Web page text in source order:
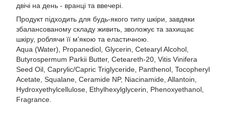
двічі на день - вранці та ввечері.
Продукт підходить для будь-якого типу шкіри, завдяки
збалансованому складу живить, зволожує та захищає
шкіру, роблячи її м'якою та еластичною.
Aqua (Water), Propanediol, Glycerin, Cetearyl Alcohol,
Butyrospermum Parkii Butter, Ceteareth-20, Vitis Vinifera
Seed Oil, Caprylic/Capric Triglyceride, Panthenol, Tocopheryl
Acetate, Squalane, Ceramide NP, Niacinamide, Allantoin,
Hydroxyethylcellulose, Ethylhexylglycerin, Phenoxyethanol,
Fragrance.